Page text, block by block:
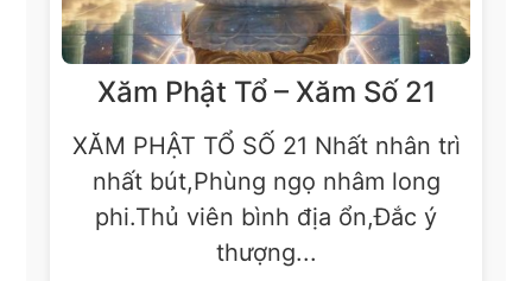
Xăm Phật Tổ – Xăm Số 21
XĂM PHẬT TỔ SỐ 21 Nhất nhân trì
nhất bút,Phùng ngọ nhâm long
phi.Thủ viên bình địa ổn,Đắc ý
thượng...